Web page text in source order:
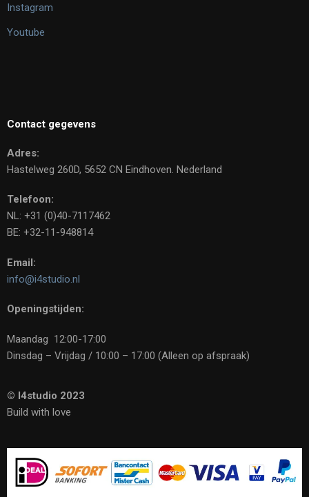
Instagram
Youtube
Contact gegevens
Adres:
Hastelweg 260D, 5652 CN Eindhoven. Nederland
Telefoon:
NL: +31 (0)40-7117462
BE: +32-11-948814
Email:
info@i4studio.nl
Openingstijden:
Maandag 12:00-17:00
Dinsdag – Vrijdag / 10:00 – 17:00 (Alleen op afspraak)
© I4studio 2023
Build with love